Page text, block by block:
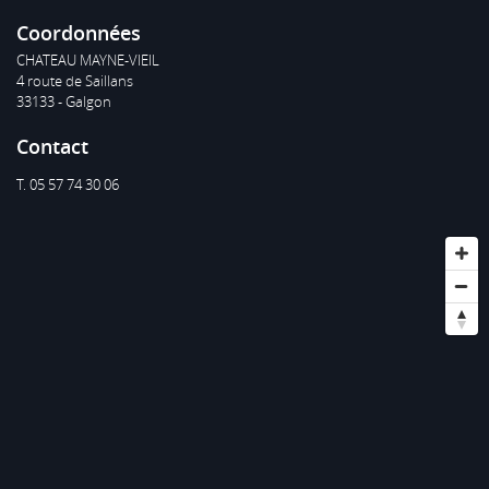
Coordonnées
CHATEAU MAYNE-VIEIL
4 route de Saillans
33133 - Galgon
Contact
T. 05 57 74 30 06